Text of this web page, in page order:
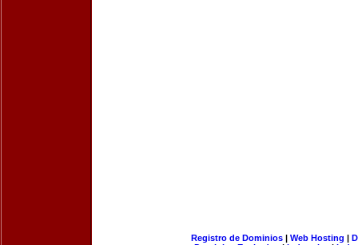
Registro de Dominios| Web Hosting |